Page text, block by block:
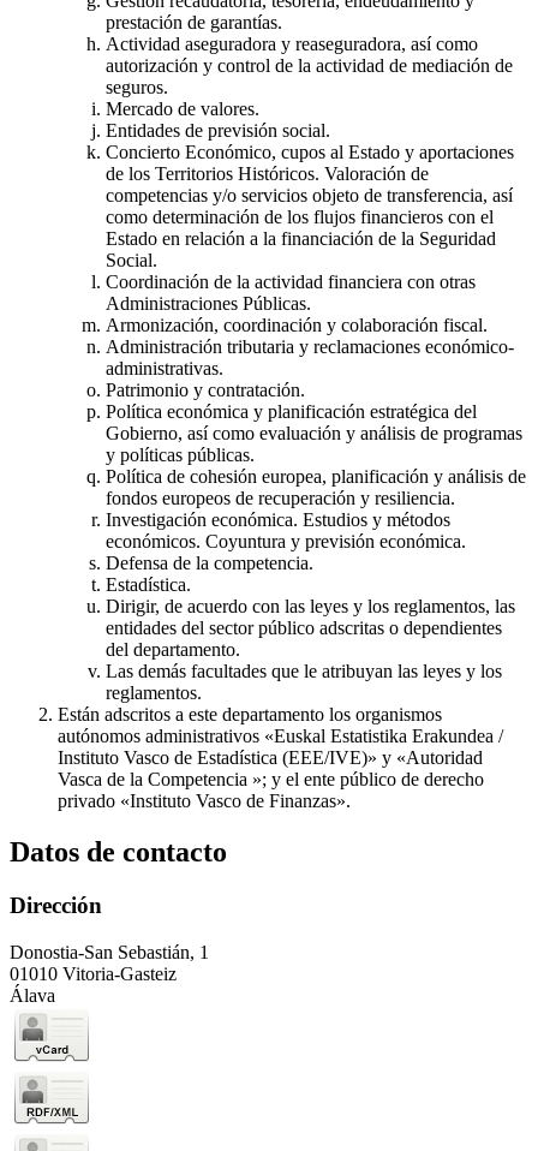
prestación de garantías.
Actividad aseguradora y reaseguradora, así como
autorización y control de la actividad de mediación de
seguros.
Mercado de valores.
Entidades de previsión social.
Concierto Económico, cupos al Estado y aportaciones
de los Territorios Históricos. Valoración de
competencias y/o servicios objeto de transferencia, así
como determinación de los flujos financieros con el
Estado en relación a la financiación de la Seguridad
Social.
Coordinación de la actividad financiera con otras
Administraciones Públicas.
Armonización, coordinación y colaboración fiscal.
Administración tributaria y reclamaciones económico-
administrativas.
Patrimonio y contratación.
Política económica y planificación estratégica del
Gobierno, así como evaluación y análisis de programas
y políticas públicas.
Política de cohesión europea, planificación y análisis de
fondos europeos de recuperación y resiliencia.
Investigación económica. Estudios y métodos
económicos. Coyuntura y previsión económica.
Defensa de la competencia.
Estadística.
Dirigir, de acuerdo con las leyes y los reglamentos, las
entidades del sector público adscritas o dependientes
del departamento.
Las demás facultades que le atribuyan las leyes y los
reglamentos.
Están adscritos a este departamento los organismos
autónomos administrativos «Euskal Estatistika Erakundea /
Instituto Vasco de Estadística (EEE/IVE)» y «Autoridad
Vasca de la Competencia »; y el ente público de derecho
privado «Instituto Vasco de Finanzas».
Datos de contacto
Dirección
Donostia-San Sebastián, 1
01010 Vitoria-Gasteiz
Álava